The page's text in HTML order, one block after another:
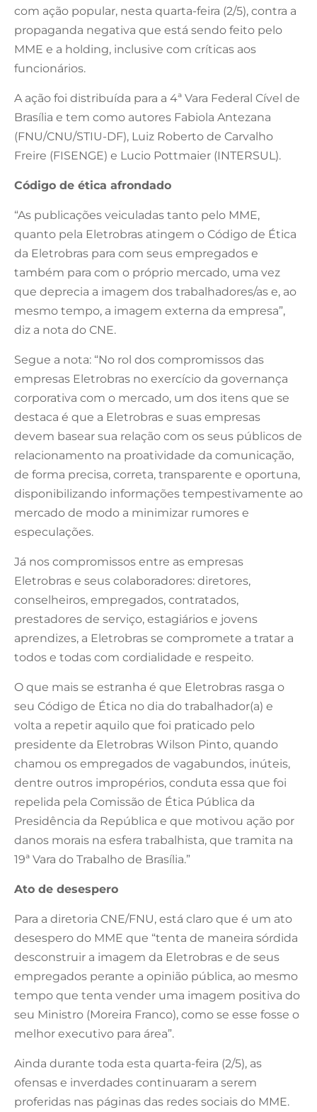
com ação popular, nesta quarta-feira (2/5), contra a
propaganda negativa que está sendo feito pelo
MME e a holding, inclusive com críticas aos
funcionários.
A ação foi distribuída para a 4ª Vara Federal Cível de
Brasília e tem como autores Fabiola Antezana
(FNU/CNU/STIU-DF), Luiz Roberto de Carvalho
Freire (FISENGE) e Lucio Pottmaier (INTERSUL).
Código de ética afrondado
“As publicações veiculadas tanto pelo MME,
quanto pela Eletrobras atingem o Código de Ética
da Eletrobras para com seus empregados e
também para com o próprio mercado, uma vez
que deprecia a imagem dos trabalhadores/as e, ao
mesmo tempo, a imagem externa da empresa”,
diz a nota do CNE.
Segue a nota: “No rol dos compromissos das
empresas Eletrobras no exercício da governança
corporativa com o mercado, um dos itens que se
destaca é que a Eletrobras e suas empresas
devem basear sua relação com os seus públicos de
relacionamento na proatividade da comunicação,
de forma precisa, correta, transparente e oportuna,
disponibilizando informações tempestivamente ao
mercado de modo a minimizar rumores e
especulações.
Já nos compromissos entre as empresas
Eletrobras e seus colaboradores: diretores,
conselheiros, empregados, contratados,
prestadores de serviço, estagiários e jovens
aprendizes, a Eletrobras se compromete a tratar a
todos e todas com cordialidade e respeito.
O que mais se estranha é que Eletrobras rasga o
seu Código de Ética no dia do trabalhador(a) e
volta a repetir aquilo que foi praticado pelo
presidente da Eletrobras Wilson Pinto, quando
chamou os empregados de vagabundos, inúteis,
dentre outros impropérios, conduta essa que foi
repelida pela Comissão de Ética Pública da
Presidência da República e que motivou ação por
danos morais na esfera trabalhista, que tramita na
19ª Vara do Trabalho de Brasília.”
Ato de desespero
Para a diretoria CNE/FNU, está claro que é um ato
desespero do MME que “tenta de maneira sórdida
desconstruir a imagem da Eletrobras e de seus
empregados perante a opinião pública, ao mesmo
tempo que tenta vender uma imagem positiva do
seu Ministro (Moreira Franco), como se esse fosse o
melhor executivo para área”.
Ainda durante toda esta quarta-feira (2/5), as
ofensas e inverdades continuaram a serem
proferidas nas páginas das redes sociais do MME.